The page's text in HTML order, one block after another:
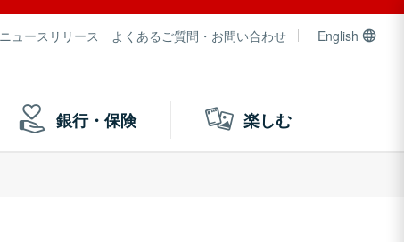
ニュースリリース よくあるご質問・お問い合わせ English
銀行・保険 楽しむ